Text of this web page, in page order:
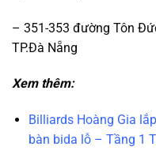
– 351-353 đường Tôn
TP.Đà Nẵng
Xem thêm:
Billiards Hoàng Gia
bàn bida lỗ – Tầng 1